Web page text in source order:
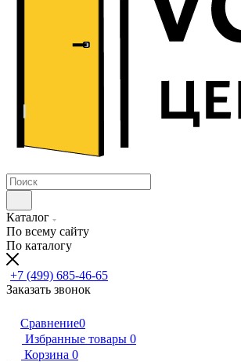
Каталог
По всему сайту
По каталогу
+7 (499) 685-46-65
Заказать звонок
Сравнение0
Избранные товары 0
Корзина 0